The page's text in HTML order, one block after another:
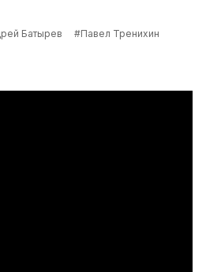
Батырев
#Павел Тренихин